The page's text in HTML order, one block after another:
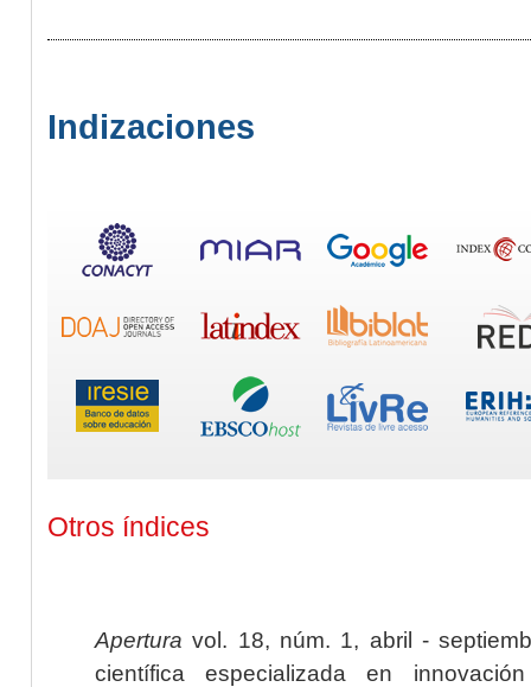
Indizaciones
Otros índices
Apertura vol. 18, núm. 1, abril -
científica especializada en